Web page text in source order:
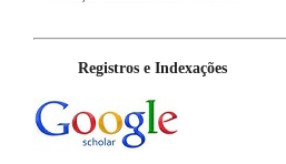
Registros e Indexações